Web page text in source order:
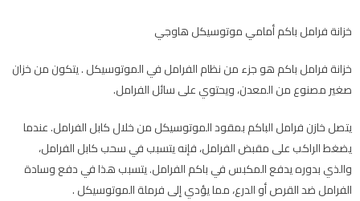
خزانة فرامل باكم أمامي موتوسيكل هاوجي
خزانة فرامل باكم هو جزء من نظام الفرامل في الموتوسيكل . يتكون من خزان
صغير مصنوع من المعدن، ويحتوي على سائل الفرامل.
يتصل خازن فرامل الباكم بمقود الموتوسيكل من خلال كابل الفرامل. عندما
يضغط الراكب على مقبض الفرامل، فإنه يتسبب في سحب كابل الفرامل،
والذي بدوره يدفع المكبس في باكم الفرامل. يتسبب هذا في دفع وسادة
الفرامل ضد القرص أو الدرع، مما يؤدي إلى فرملة الموتوسيكل .